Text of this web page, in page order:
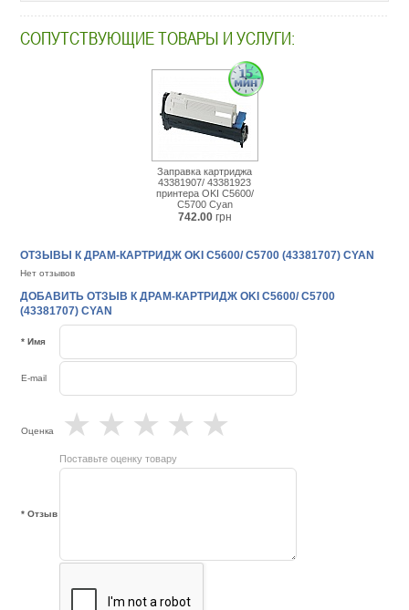
cyan.html
СОПУТСТВУЮЩИЕ ТОВАРЫ И УСЛУГИ:
Заправка картриджа
43381907/ 43381923
принтера OKI C5600/
C5700 Cyan
742.00 грн
ОТЗЫВЫ К ДРАМ-КАРТРИДЖ OKI C5600/ C5700 (43381707) CYAN
Нет отзывов
ДОБАВИТЬ ОТЗЫВ К ДРАМ-КАРТРИДЖ OKI C5600/ C5700
(43381707) CYAN
* Имя
E-mail
Оценка ★
★
★
★
★
Поставьте оценку товару
* Отзыв